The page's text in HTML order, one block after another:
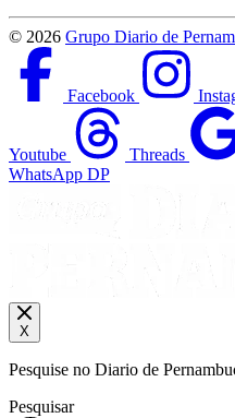
© 2026 Grupo Diario de
Facebook
Youtube Threads
WhatsApp DP
X
Pesquise no Diario de
Pesquisar